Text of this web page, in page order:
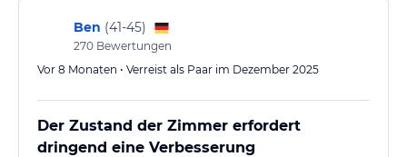
günstige Lage sowie die, in der Regel, sehr
freundliche und zugewandte Art der Mitarbeitenden,
Ben (41-45)
270 Bewertungen
Vor 8 Monaten • Verreist als Paar im Dezember 2025
Der Zustand der Zimmer erfordert
dringend eine Verbesserung